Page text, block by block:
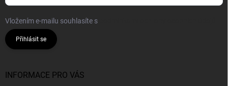
Vložením e-mailu souhlasíte s
Přihlásit se
INFORMACE PRO VÁS